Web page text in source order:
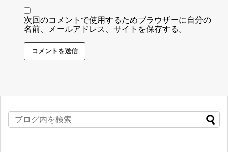
次回のコメントで使用するためブラウザーに自分の
名前、メールアドレス、サイトを保存する。